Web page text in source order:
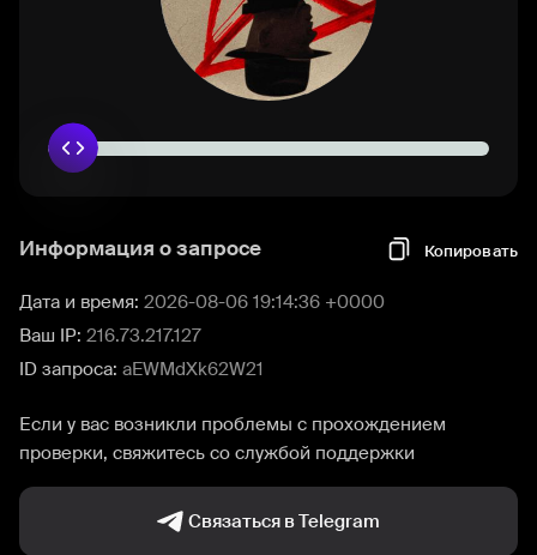
Информация о запросе Копировать
Дата и время: 2026-08-06 19:14:36 +0000
Ваш IP: 216.73.217.127
ID запроса: aEWMdXk62W21
Если у вас возникли проблемы с прохождением
проверки, свяжитесь со службой поддержки
Связаться в Telegram